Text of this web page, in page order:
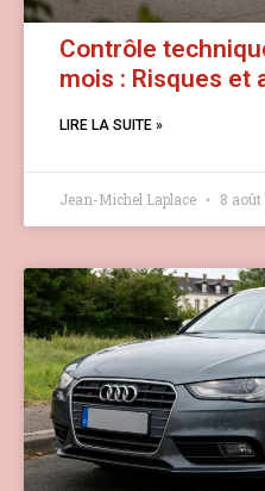
Contrôle
mois : Risques et
LIRE LA SUITE »
Jean-Michel Laplace 8 août